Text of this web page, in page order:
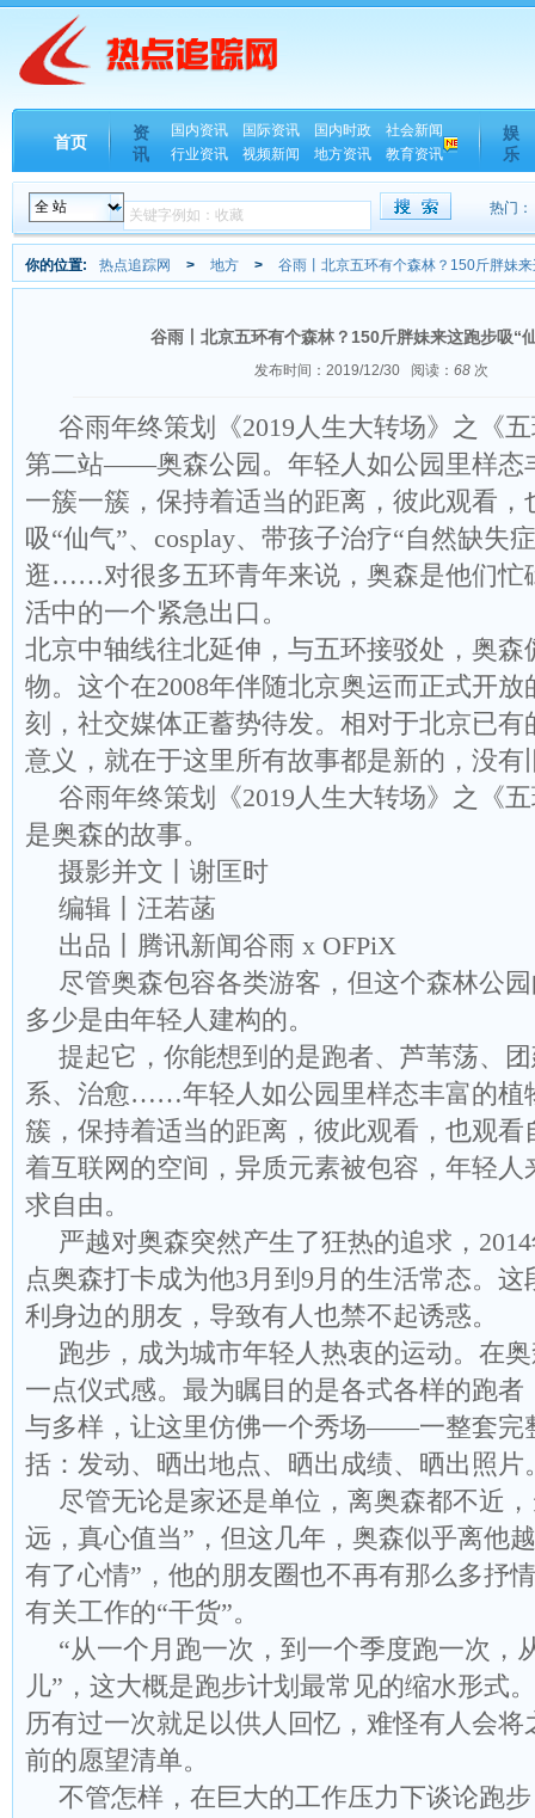
首页
资
讯
国内资讯 国际资讯 国内时政
社会新闻
行业资讯
视频新闻 地方资讯 教育资讯
娱
乐
热门：
你的位置: 热点追踪网 > 地方 > 谷雨丨北京五环有个森林？150斤胖妹来
谷雨丨北京五环有个森林？150斤胖妹来这跑步吸“
发布时间：2019/12/30 阅读： 68 次
谷雨年终策划《2019人生大转场》之《
第二站——奥森公园。年轻人如公园里样态
一簇一簇，保持着适当的距离，彼此观看，
吸“仙气”、cosplay、带孩子治疗“自然缺失
逛……对很多五环青年来说，奥森是他们忙
活中的一个紧急出口。
北京中轴线往北延伸，与五环接驳处，奥森
物。这个在2008年伴随北京奥运而正式开
刻，社交媒体正蓄势待发。相对于北京已有
意义，就在于这里所有故事都是新的，没有
谷雨年终策划《2019人生大转场》之《
是奥森的故事。
摄影并文丨谢匡时
编辑丨汪若菡
出品丨腾讯新闻谷雨 x OFPiX
尽管奥森包容各类游客，但这个森林公
多少是由年轻人建构的。
提起它，你能想到的是跑者、芦苇荡、
系、治愈……年轻人如公园里样态丰富的植
簇，保持着适当的距离，彼此观看，也观看
着互联网的空间，异质元素被包容，年轻人
求自由。
严越对奥森突然产生了狂热的追求，
点奥森打卡成为他3月到9月的生活常态。
利身边的朋友，导致有人也禁不起诱惑。
跑步，成为城市年轻人热衷的运动。在
一点仪式感。最为瞩目的是各式各样的跑者
与多样，让这里仿佛一个秀场——一整套完
括：发动、晒出地点、晒出成绩、晒出照片
尽管无论是家还是单位，离奥森都不近
远，真心值当”，但这几年，奥森似乎离他
有了心情”，他的朋友圈也不再有那么多抒
有关工作的“干货”。
“从一个月跑一次，到一个季度跑一次，
儿”，这大概是跑步计划最常见的缩水形式
历有过一次就足以供人回忆，难怪有人会将
前的愿望清单。
不管怎样，在巨大的工作压力下谈论跑